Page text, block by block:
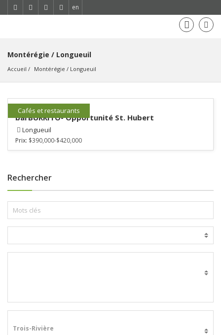
en
Montérégie / Longueuil
Accueil Montérégie / Longueuil
Cafés et restaurants
barBURRITO- Opportunité St. Hubert
Longueuil
Prix: $390,000-$420,000
Rechercher